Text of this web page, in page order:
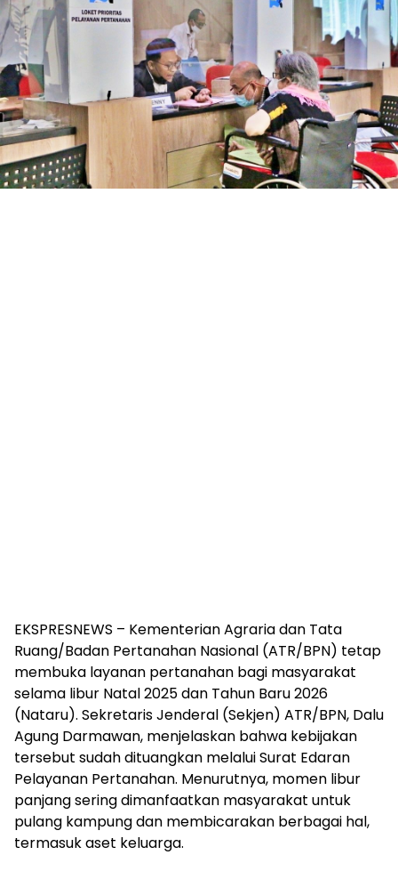
EKSPRESNEWS – Kementerian Agraria dan Tata
Ruang/Badan Pertanahan Nasional (ATR/BPN) tetap
membuka layanan pertanahan bagi masyarakat
selama libur Natal 2025 dan Tahun Baru 2026
(Nataru). Sekretaris Jenderal (Sekjen) ATR/BPN, Dalu
Agung Darmawan, menjelaskan bahwa kebijakan
tersebut sudah dituangkan melalui Surat Edaran
Pelayanan Pertanahan. Menurutnya, momen libur
panjang sering dimanfaatkan masyarakat untuk
pulang kampung dan membicarakan berbagai hal,
termasuk aset keluarga.